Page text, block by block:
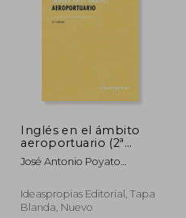
Inglés en el ámbito
aeroportuario (2ª
edición) (Transporte y
mantenimiento de
José Antonio Poyato
Ideaspropias Editorial, Tapa
Blanda, Nuevo